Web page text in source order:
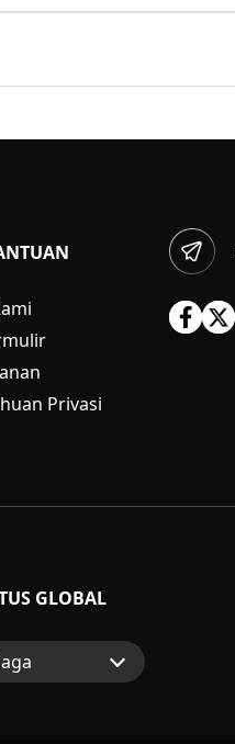
Privasi
GLOBAL